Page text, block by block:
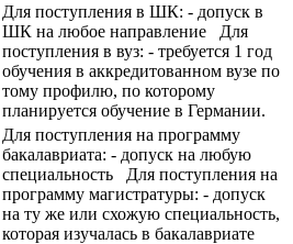
Для поступления в ШК: - допуск в
ШК на любое направление Для
поступления в вуз: - требуется 1 год
обучения в аккредитованном вузе по
тому профилю, по которому
планируется обучение в Германии.
Для поступления на программу
бакалавриата: - допуск на любую
специальность Для поступления на
программу магистратуры: - допуск
на ту же или схожую специальность,
которая изучалась в бакалавриате